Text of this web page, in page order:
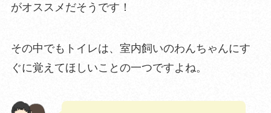
がオススメだそうです！
その中でもトイレは、室内飼いのわんちゃんにす
ぐに覚えてほしいことの一つですよね。